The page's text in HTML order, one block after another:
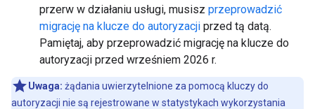
przerw w działaniu usługi, musisz przeprowadzić
migrację na klucze do autoryzacji przed tą datą.
Pamiętaj, aby przeprowadzić migrację na klucze do
autoryzacji przed wrześniem 2026 r.
Uwaga: żądania uwierzytelnione za pomocą kluczy do
autoryzacji nie są rejestrowane w statystykach wykorzystania